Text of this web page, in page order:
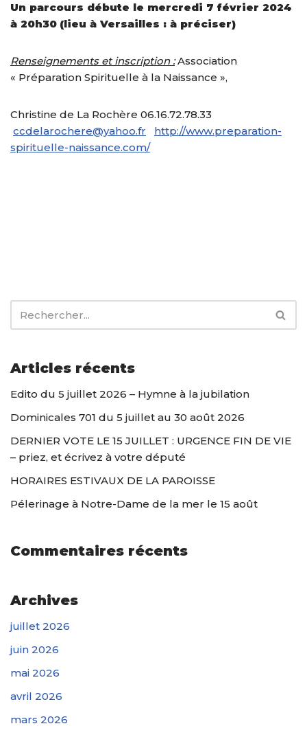
Un parcours débute le mercredi 7 février 2024
à 20h30 (lieu à Versailles : à préciser)
Renseignements et inscription :Association
« Préparation Spirituelle à la Naissance »,
Christine de La Rochère 06.16.72.78.33
ccdelarochere@yahoo.fr
http://www.preparation-
spirituelle-naissance.com/
Articles récents
Edito du 5 juillet 2026 – Hymne à la jubilation
Dominicales 701 du 5 juillet au 30 août 2026
DERNIER VOTE LE 15 JUILLET : URGENCE FIN DE VIE
– priez, et écrivez à votre député
HORAIRES ESTIVAUX DE LA PAROISSE
Pélerinage à Notre-Dame de la mer le 15 août
Commentaires récents
Archives
juillet 2026
juin 2026
mai 2026
avril 2026
mars 2026